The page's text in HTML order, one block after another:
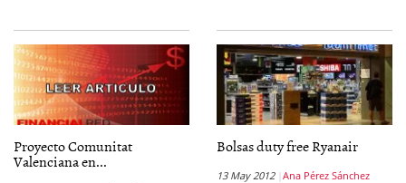
Proyecto Comunitat
Valenciana en...
Bolsas duty free Ryanair
13 May 2012 Ana Pérez Sánchez